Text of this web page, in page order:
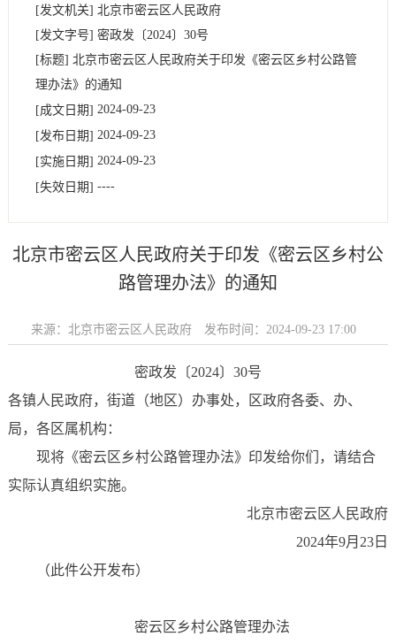
[发文机关] 北京市密云区人民政府
[发文字号] 密政发 〔2024〕 30号
[标题] 北京市密云区人民政府关于印发《密云区乡村公路管
理办法》的通知
[成文日期] 2024-09-23
[发布日期] 2024-09-23
[实施日期] 2024-09-23
[失效日期] ----
北京市密云区人民政府关于印发《密云区乡村公
路管理办法》的通知
来源：北京市密云区人民政府 发布时间：2024-09-23 17:00
密政发〔2024〕30号
各镇人民政府，街道（地区）办事处，区政府各委、办、
局，各区属机构：
现将《密云区乡村公路管理办法》印发给你们，请结合
实际认真组织实施。
北京市密云区人民政府
2024年9月23日
（此件公开发布）
密云区乡村公路管理办法